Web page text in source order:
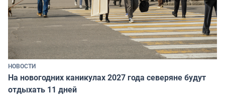
НОВОСТИ
На новогодних каникулах 2027 года северяне будут
отдыхать 11 дней